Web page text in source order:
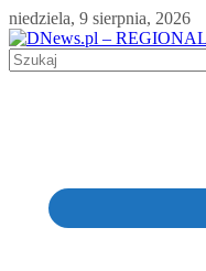
Skip
to
content
niedziela, 9 sierpnia, 2026